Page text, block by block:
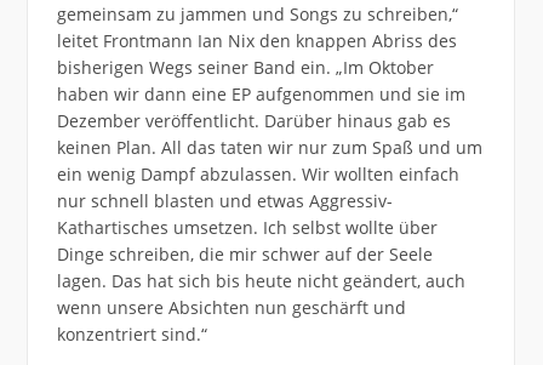
gemeinsam zu jammen und Songs zu schreiben,“
leitet Frontmann Ian Nix den knappen Abriss des
bisherigen Wegs seiner Band ein. „Im Oktober
haben wir dann eine EP aufgenommen und sie im
Dezember veröffentlicht. Darüber hinaus gab es
keinen Plan. All das taten wir nur zum Spaß und um
ein wenig Dampf abzulassen. Wir wollten einfach
nur schnell blasten und etwas Aggressiv-
Kathartisches umsetzen. Ich selbst wollte über
Dinge schreiben, die mir schwer auf der Seele
lagen. Das hat sich bis heute nicht geändert, auch
wenn unsere Absichten nun geschärft und
konzentriert sind.“